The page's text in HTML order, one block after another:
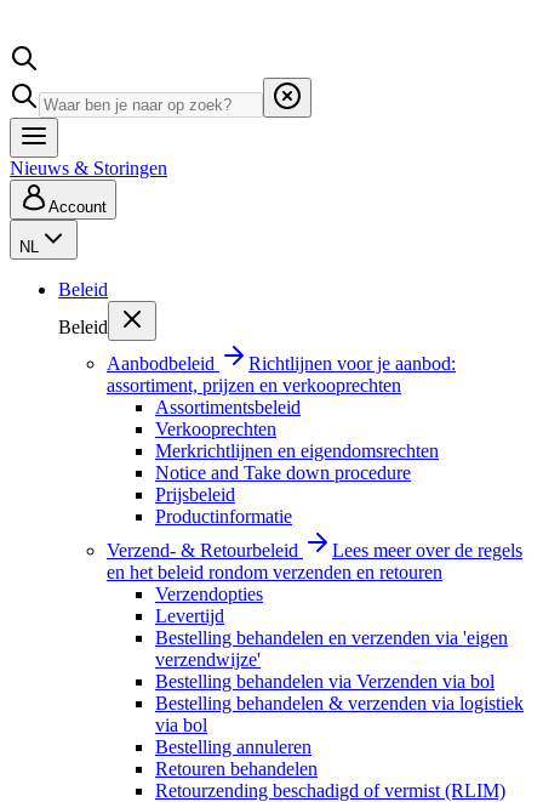
Nieuws & Storingen
Account
NL
Beleid
Beleid
Aanbodbeleid
Richtlijnen voor je aanbod:
assortiment, prijzen en verkooprechten
Assortimentsbeleid
Verkooprechten
Merkrichtlijnen en eigendomsrechten
Notice and Take down procedure
Prijsbeleid
Productinformatie
Verzend- & Retourbeleid
Lees meer over de regels
en het beleid rondom verzenden en retouren
Verzendopties
Levertijd
Bestelling behandelen en verzenden via 'eigen
verzendwijze'
Bestelling behandelen via Verzenden via bol
Bestelling behandelen & verzenden via logistiek
via bol
Bestelling annuleren
Retouren behandelen
Retourzending beschadigd of vermist (RLIM)